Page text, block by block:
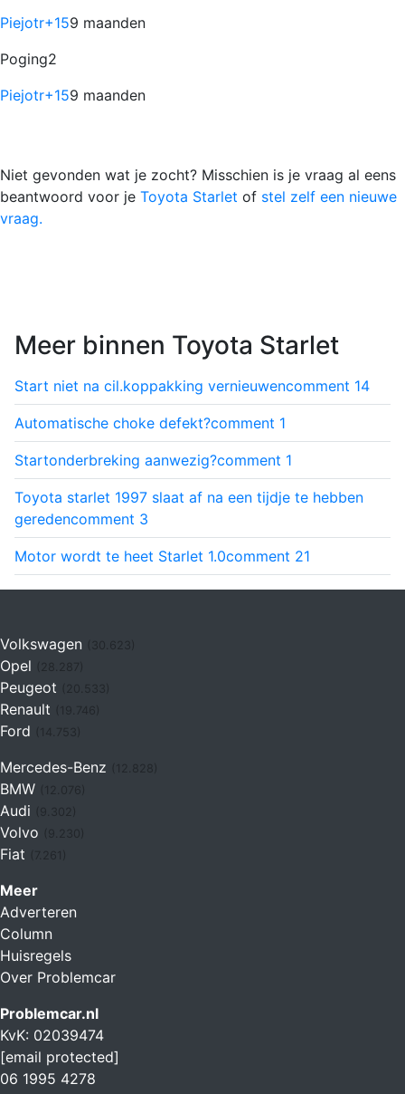
Piejotr+159 maanden
Poging2
Piejotr+159 maanden
Niet gevonden wat je zocht? Misschien is je vraag al eens
beantwoord voor je Toyota Starlet of stel zelf een nieuwe
vraag.
Meer binnen Toyota Starlet
Start niet na cil.koppakking vernieuwencomment 14
Automatische choke defekt?comment 1
Startonderbreking aanwezig?comment 1
Toyota starlet 1997 slaat af na een tijdje te hebben
geredencomment 3
Motor wordt te heet Starlet 1.0comment 21
Volkswagen (30.623)
Opel
Peugeot
Renault (19.746)
Ford (14.753)
Mercedes-Benz
BMW (12.076)
Audi
Volvo
Fiat (7.261)
Meer
Adverteren
Column
Huisregels
Over Problemcar
Problemcar.nl
KvK: 02039474
[email protected]
06 1995 4278